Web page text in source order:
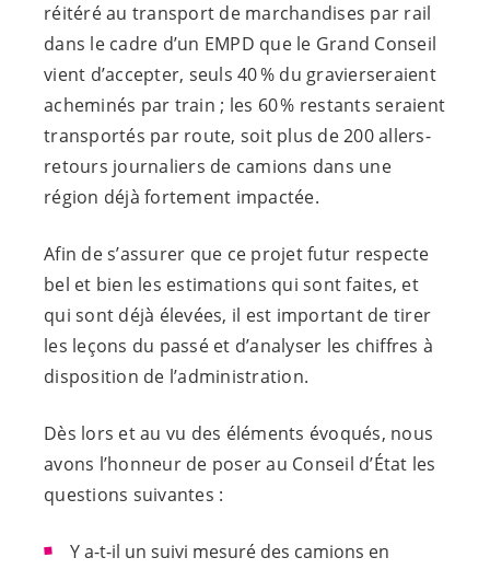
réitéré au transport de marchandises par rail
dans le cadre d’un EMPD que le Grand Conseil
vient d’accepter, seuls 40 % du gravierseraient
acheminés par train ; les 60 % restants seraient
transportés par route, soit plus de 200 allers-
retours journaliers de camions dans une
région déjà fortement impactée.
Afin de s’assurer que ce projet futur respecte
bel et bien les estimations qui sont faites, et
qui sont déjà élevées, il est important de tirer
les leçons du passé et d’analyser les chiffres à
disposition de l’administration.
Dès lors et au vu des éléments évoqués, nous
avons l’honneur de poser au Conseil d’État les
questions suivantes :
Y a-t-il un suivi mesuré des camions en